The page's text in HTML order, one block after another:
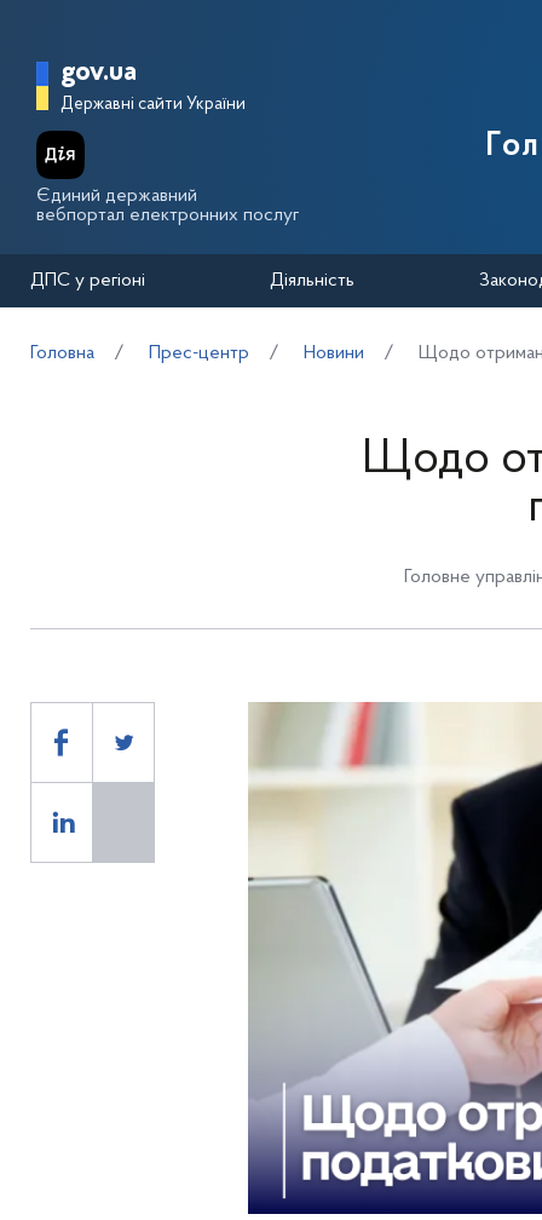
Головна сторінка Державної
gov.ua
Державні сайти України
Єдиний державний
вебпортал електронних послуг
ДПС у регіоні Діяльність
Головна Прес-центр Новини Щодо
Щодо
Головне